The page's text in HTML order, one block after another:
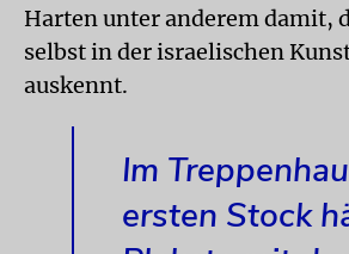
Harten unter anderem damit,
selbst in der israelischen
auskennt.
Im
ersten Stock